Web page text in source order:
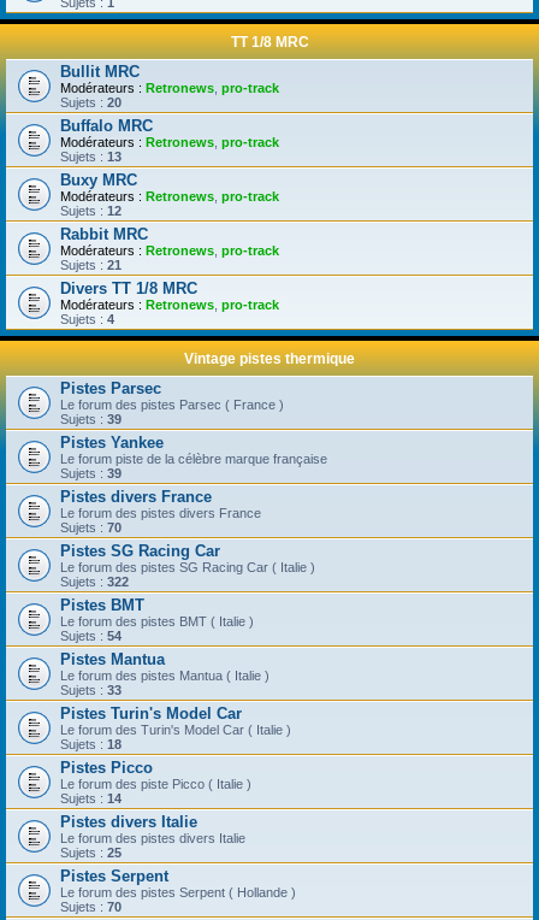
Sujets : 1
TT 1/8 MRC
Bullit MRC
Modérateurs : Retronews, pro-track
Sujets : 20
Buffalo MRC
Modérateurs : Retronews, pro-track
Sujets : 13
Buxy MRC
Modérateurs : Retronews, pro-track
Sujets : 12
Rabbit MRC
Modérateurs : Retronews, pro-track
Sujets : 21
Divers TT 1/8 MRC
Modérateurs : Retronews, pro-track
Sujets : 4
Vintage pistes thermique
Pistes Parsec
Le forum des pistes Parsec ( France )
Sujets : 39
Pistes Yankee
Le forum piste de la célèbre marque française
Sujets : 39
Pistes divers France
Le forum des pistes divers France
Sujets : 70
Pistes SG Racing Car
Le forum des pistes SG Racing Car ( Italie )
Sujets : 322
Pistes BMT
Le forum des pistes BMT ( Italie )
Sujets : 54
Pistes Mantua
Le forum des pistes Mantua ( Italie )
Sujets : 33
Pistes Turin's Model Car
Le forum des Turin's Model Car ( Italie )
Sujets : 18
Pistes Picco
Le forum des piste Picco ( Italie )
Sujets : 14
Pistes divers Italie
Le forum des pistes divers Italie
Sujets : 25
Pistes Serpent
Le forum des pistes Serpent ( Hollande )
Sujets : 70